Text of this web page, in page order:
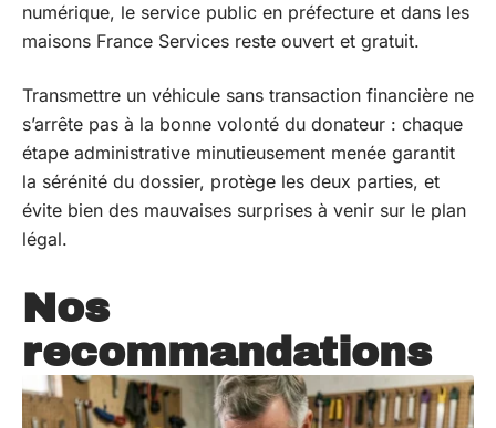
numérique, le service public en préfecture et dans les
maisons France Services reste ouvert et gratuit.
Transmettre un véhicule sans transaction financière ne
s’arrête pas à la bonne volonté du donateur : chaque
étape administrative minutieusement menée garantit
la sérénité du dossier, protège les deux parties, et
évite bien des mauvaises surprises à venir sur le plan
légal.
Nos
recommandations